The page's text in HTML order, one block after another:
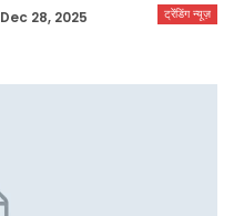
ट्रेंडिंग न्यूज़
Dec 28, 2025